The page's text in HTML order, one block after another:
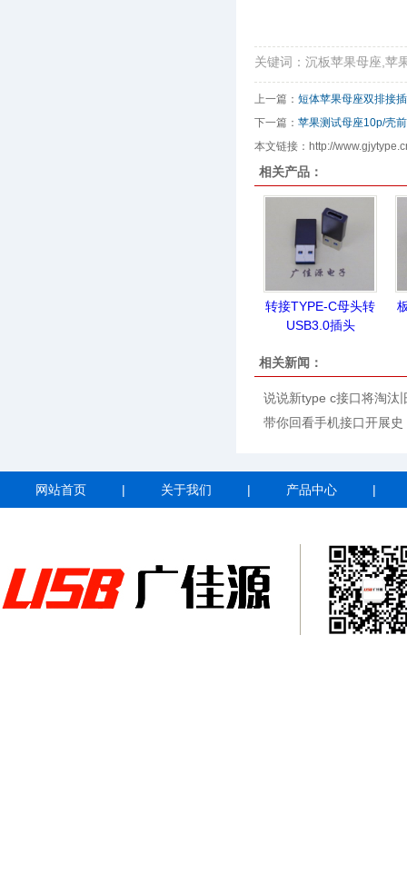
关键词：沉板苹果母座,苹
上一篇： 短体苹果母座双排接
下一篇： 苹果测试母座10p/壳
本文链接：http://
相关产品：
转接TYPE-C母头转
USB3.0插头
相关新闻：
说说新type c接口将淘汰
带你回看手机接口开展史
网站首页 | 关于我们 | 产品中心 |